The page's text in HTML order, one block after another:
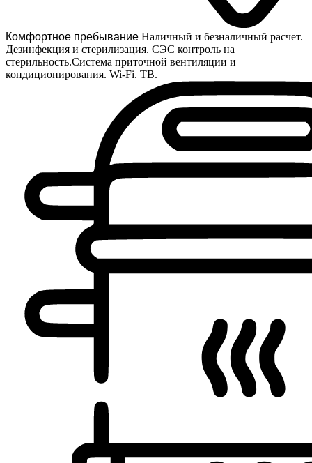
Комфортное пребывание Наличный и безналичный расчет.
Дезинфекция и стерилизация. СЭС контроль на
стерильность.Система приточной вентиляции и
кондиционирования. Wi-Fi. ТВ.